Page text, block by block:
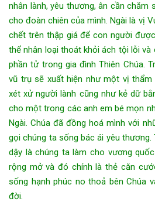
nhân lành, yêu thương, ân cần chăm
cho đoàn chiên của mình. Ngài là vị
chết trên thập giá để con người
thể nhân loại thoát khỏi ách tội lỗi
phần tử trong gia đình Thiên Chúa.
vũ trụ sẽ xuất hiện như một vị thẩm
xét xử người lành cũng như kẻ dữ
cho một trong các anh em bé mọn
Ngài. Chúa đã đồng hoá mình với
gọi chúng ta sống bác ái yêu
dậy là chúng ta làm cho vương
rộng mở và đó chính là thẻ căn
sống hạnh phúc no thoả bên Chúa
đời.